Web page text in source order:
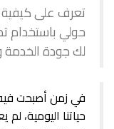
تعرف على
حولي
لك جودة
في زمن أصبحت فيه
حياتنا اليومية،